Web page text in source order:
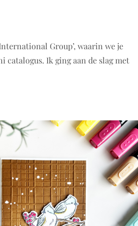
Group’, waarin we je
Ik ging aan de slag met